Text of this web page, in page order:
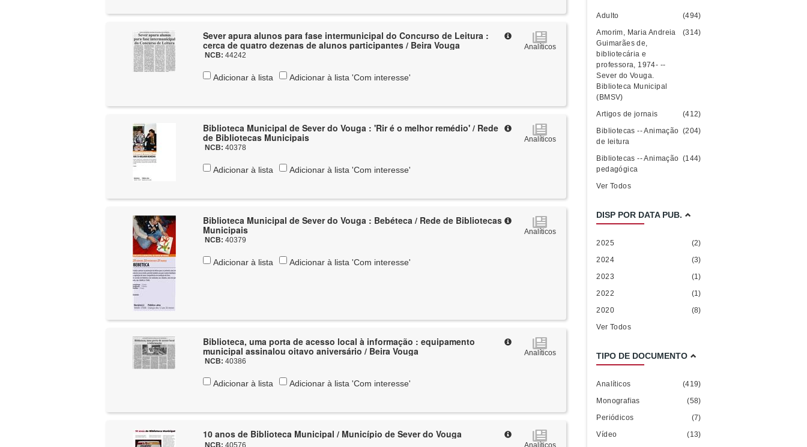
Sever apura alunos para fase intermunicipal do Concurso de Leitura :
cerca de quatro dezenas de alunos participantes / Beira Vouga
NCB:44242
Analíticos
Adicionar à lista Adicionar à lista 'Com interesse'
Biblioteca Municipal de Sever do Vouga : 'Rir é o melhor remédio' / Rede
de Bibliotecas Municipais
NCB:40378
Analíticos
Adicionar à lista Adicionar à lista 'Com interesse'
Biblioteca Municipal de Sever do Vouga : Bebéteca / Rede de Bibliotecas
Municipais
NCB:40379
Analíticos
Adicionar à lista Adicionar à lista 'Com interesse'
Biblioteca, uma porta de acesso local à informação : equipamento
municipal assinalou oitavo aniversário / Beira Vouga
NCB:40386
Analíticos
Adicionar à lista Adicionar à lista 'Com interesse'
10 anos de Biblioteca Municipal / Município de Sever do Vouga
NCB:40576 Analíticos
Adulto
(494)
Amorim, Maria Andreia
Guimarães de,
bibliotecária e
professora, 1974- --
Sever do Vouga.
Biblioteca Municipal
(BMSV)
(314)
Artigos de jornais
(412)
Bibliotecas -- Animação
de leitura
(204)
Bibliotecas -- Animação
pedagógica
(144)
Ver Todos
DISP POR DATA PUB.
2025
(2)
2024
(3)
2023
(1)
2022
(1)
2020
(8)
Ver Todos
TIPO DE DOCUMENTO
Analíticos
(419)
Monografias
(58)
Periódicos
(7)
Vídeo
(13)